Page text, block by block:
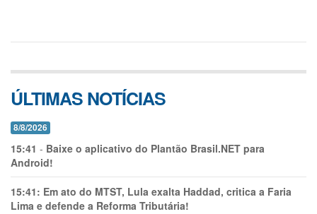
ÚLTIMAS NOTÍCIAS
8/8/2026
15:41 - Baixe o aplicativo do Plantão Brasil.NET para
Android!
15:41: Em ato do MTST, Lula exalta Haddad, critica a Faria
Lima e defende a Reforma Tributária!